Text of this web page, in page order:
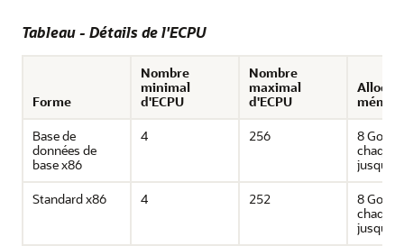
Tableau - Détails de l'ECPU
Forme
Nombre
minimal
d'ECPU
Nombre
maximal
d'ECPU
Base de
données de
base x86
4 256
8 Go
chaque
jusqu'à
Standard x86
4 252
8 Go
chaque
jusqu'à